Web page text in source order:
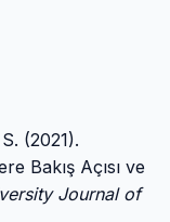
(2021).
Bakış Açısı ve
Journal of